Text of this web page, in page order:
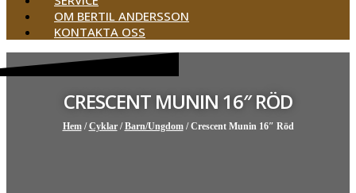
OM BERTIL ANDERSSON
KONTAKTA OSS
CRESCENT MUNIN 16″ RÖD
Hem/Cyklar/Barn/Ungdom/ Crescent Munin 16″ Röd